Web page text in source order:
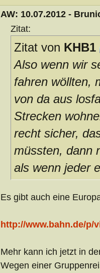
AW: 10.07.2012 -
Zitat:
Zitat von KHB1
Also wenn wir
fahren wöllten,
von da aus
Strecken
recht sicher,
müssten, dann
als wenn jeder
Es gibt auch eine
http://www.bahn.de/p/
Mehr kann ich jetzt in
Wegen einer